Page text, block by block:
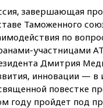
завершающая
Таможенного
по
участницами
Дмитрия
инновации — в
повестке
году пройдет под